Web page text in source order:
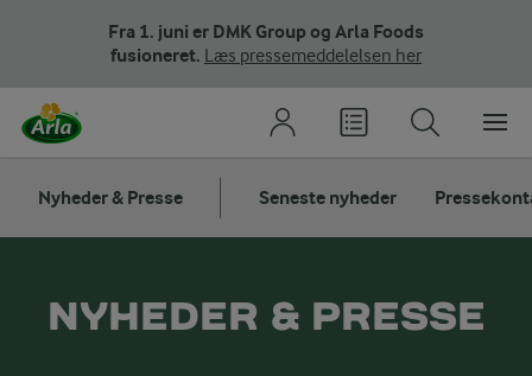
Fra 1. juni er DMK Group og Arla Foods
fusioneret. Læs pressemeddelelsen her
Nyheder & Presse Seneste nyheder
NYHEDER & PRESSE